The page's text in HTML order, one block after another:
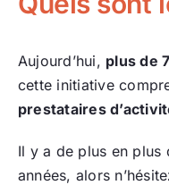
Aujourd’hui, plus de
cette initiative
prestataires
Il y a de plus en plus
années, alors